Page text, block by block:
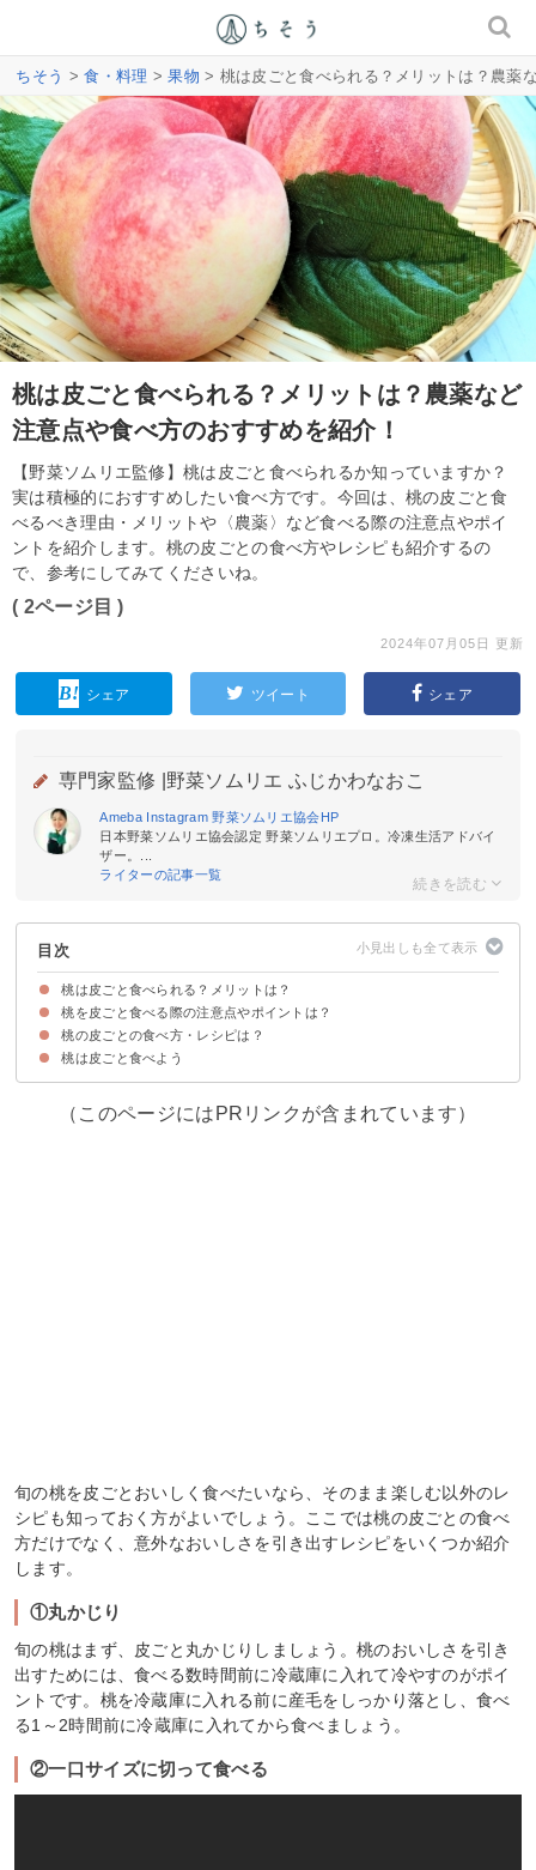
ちそう >食・料理 >果物 > 桃は皮ごと食べられる？メリットは？農薬
桃は皮ごと食べられる？メリットは？農薬など
注意点や食べ方のおすすめを紹介！
【野菜ソムリエ監修】桃は皮ごと食べられるか知っていますか？
実は積極的におすすめしたい食べ方です。今回は、桃の皮ごと食
べるべき理由・メリットや〈農薬〉など食べる際の注意点やポイ
ントを紹介します。桃の皮ごとの食べ方やレシピも紹介するの
で、参考にしてみてくださいね。
( 2ページ目 )
2024年07月05日 更新
シェア ツイート シェア
専門家監修 | 野菜ソムリエ ふじかわなおこ
Ameba Instagram 野菜ソムリエ協会HP
日本野菜ソムリエ協会認定 野菜ソムリエプロ。冷凍生活アドバイ
ザー。...
ライターの記事一覧
目次
桃は皮ごと食べられる？メリットは？
①桃は皮と実の間が一番甘い
②桃の皮に栄養がたくさん含まれている
桃を皮ごと食べる際の注意点やポイントは？
①産毛をとる
②食べる数時間前に冷蔵保存する
③無農薬の桃を選ぶ
桃の皮ごとの食べ方・レシピは？
①丸かじり
②一口サイズに切って食べる
③コンポート
④サラダ
⑤スムージー
⑥シャーベット
⑦冷凍桃の赤ワイン煮
⑧ジャム
⑨冷製スープ
桃は皮ごと食べよう
（このページにはPRリンクが含まれています）
旬の桃を皮ごとおいしく食べたいなら、そのまま楽しむ以外のレ
シピも知っておく方がよいでしょう。ここでは桃の皮ごとの食べ
方だけでなく、意外なおいしさを引き出すレシピをいくつか紹介
します。
①丸かじり
旬の桃はまず、皮ごと丸かじりしましょう。桃のおいしさを引き
出すためには、食べる数時間前に冷蔵庫に入れて冷やすのがポイ
ントです。桃を冷蔵庫に入れる前に産毛をしっかり落とし、食べ
る1～2時間前に冷蔵庫に入れてから食べましょう。
②一口サイズに切って食べる